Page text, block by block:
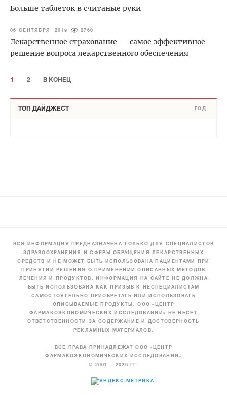
Больше таблеток в считаные руки
06 СЕНТЯБРЯ 2019 2760
Лекарственное страхование — самое эффективное
решение вопроса лекарственного обеспечения
1 2 В КОНЕЦ
ТОП ДАЙДЖЕСТ ГОД
ВСЯ ИНФОРМАЦИЯ ПРЕДНАЗНАЧЕНА ТОЛЬКО ДЛЯ СПЕЦИАЛИСТОВ
ЗДРАВООХРАНЕНИЯ И СФЕРЫ ОБРАЩЕНИЯ ЛЕКАРСТВЕННЫХ
СРЕДСТВ И НЕ МОЖЕТ БЫТЬ ИСПОЛЬЗОВАНА ПАЦИЕНТАМИ ПРИ
ПРИНЯТИИ РЕШЕНИЯ О ПРИМЕНЕНИИ ОПИСАННЫХ МЕТОДОВ
ЛЕЧЕНИЯ И ПРОДУКТОВ. ИНФОРМАЦИЯ НА САЙТЕ НЕ ДОЛЖНА
БЫТЬ ИСПОЛЬЗОВАНА КАК ПРИЗЫВ К НЕСПЕЦИАЛИСТАМ
САМОСТОЯТЕЛЬНО ПРИОБРЕТАТЬ ИЛИ ИСПОЛЬЗОВАТЬ
ОПИСЫВАЕМЫЕ ПРОДУКТЫ. ООО «ЦЕНТР
ФАРМАКОЭКОНОМИЧЕСКИХ ИССЛЕДОВАНИЙ» НЕ НЕСЁТ
ОТВЕТСТВЕННОСТИ ЗА СОДЕРЖАНИЕ И ДОСТОВЕРНОСТЬ
РЕКЛАМНЫХ МАТЕРИАЛОВ.
ВСЕ ПРАВА ПРИНАДЛЕЖАТ ООО «ЦЕНТР
ФАРМАКОЭКОНОМИЧЕСКИХ ИССЛЕДОВАНИЙ»
© 2001 – 2026 ГГ.